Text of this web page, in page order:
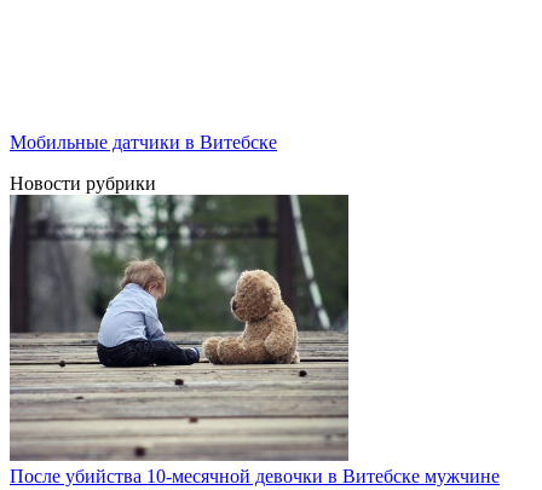
Мобильные датчики в Витебске
Новости рубрики
После убийства 10-месячной девочки в Витебске мужчине